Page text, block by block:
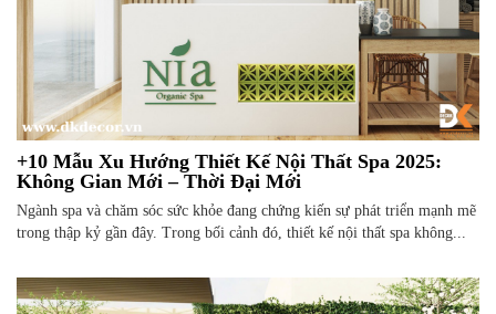
+10 Mẫu Xu Hướng Thiết Kế Nội Thất Spa 2025:
Không Gian Mới – Thời Đại Mới
Ngành spa và chăm sóc sức khỏe đang chứng kiến sự phát triển mạnh mẽ
trong thập kỷ gần đây. Trong bối cảnh đó, thiết kế nội thất spa không...